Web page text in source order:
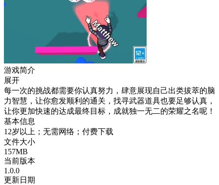
游戏简介
展开
每一次的挑战都需要你认真努力，肆意展现自己出类拔萃的脑
力智慧，让你愈发顺利的通关，找寻武器道具也要足够认真，
让你更加快速的达成最终目标，成就独一无二的荣耀之名呢！
基本信息
12岁以上；无需网络；付费下载
文件大小
157MB
当前版本
1.0.0
更新日期